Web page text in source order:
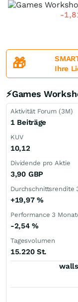
-
🎁
Ihre
⚡Games
Aktivität Forum (3M)
1 Beiträge
KUV
10,12
Dividende pro Aktie
3,90 GBP
Durchschnittsrendite
+19,97 %
Performance 3
-2,54%
Tagesvolumen
15.220 St.